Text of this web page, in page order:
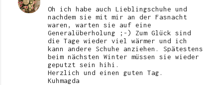
Oh ich habe auch Lieblingschuhe und
nachdem sie mit mir an der Fasnacht
waren, warten sie auf eine
Generalüberholung ;-) Zum Glück sind
die Tage wieder viel wärmer und ich
kann andere Schuhe anziehen. Spätestens
beim nächsten Winter müssen sie wieder
geputzt sein hihi.
Herzlich und einen guten Tag.
Kuhmagda